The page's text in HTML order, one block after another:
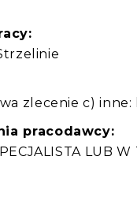
zlecenie c)
pracodawcy:
LUB